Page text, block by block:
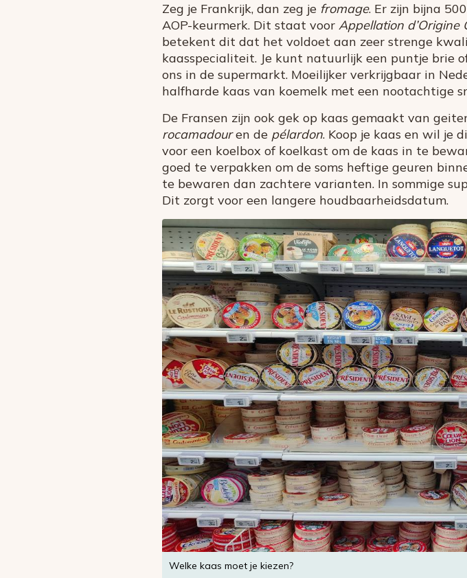
Zeg je Frankrijk, dan zeg je fromage. Er zijn bijna
AOP-keurmerk. Dit staat voor Appellation d’Origine
betekent dit dat het voldoet aan zeer strenge
kaasspecialiteit. Je kunt natuurlijk een puntje brie
ons in de supermarkt. Moeilijker verkrijgbaar in
halfharde kaas van koemelk met een nootachtige
De Fransen zijn ook gek op kaas gemaakt van
rocamadouren de pélardon. Koop je kaas en wil je
voor een koelbox of koelkast om de kaas in te
goed te verpakken om de soms heftige geuren
te bewaren dan zachtere varianten. In sommige
Dit zorgt voor een langere houdbaarheidsdatum.
Welke kaas moet je kiezen?